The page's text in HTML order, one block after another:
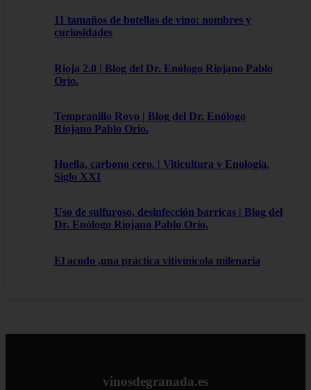
11 tamaños de botellas de vino: nombres y
curiosidades
Rioja 2.0 | Blog del Dr. Enólogo Riojano Pablo
Orio.
Tempranillo Royo | Blog del Dr. Enólogo
Riojano Pablo Orio.
Huella, carbono cero. | Viticultura y Enología.
Siglo XXI
Uso de sulfuroso, desinfección barricas | Blog del
Dr. Enólogo Riojano Pablo Orio.
El acodo ,una práctica vitivínicola milenaria
vinosdegranada.es